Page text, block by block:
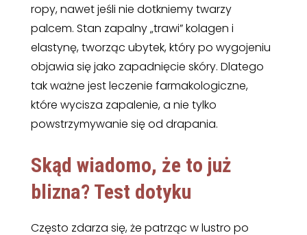
ropy, nawet jeśli nie dotkniemy twarzy
palcem. Stan zapalny „trawi” kolagen i
elastynę, tworząc ubytek, który po wygojeniu
objawia się jako zapadnięcie skóry. Dlatego
tak ważne jest leczenie farmakologiczne,
które wycisza zapalenie, a nie tylko
powstrzymywanie się od drapania.
Skąd wiadomo, że to już
blizna? Test dotyku
Często zdarza się, że patrząc w lustro po